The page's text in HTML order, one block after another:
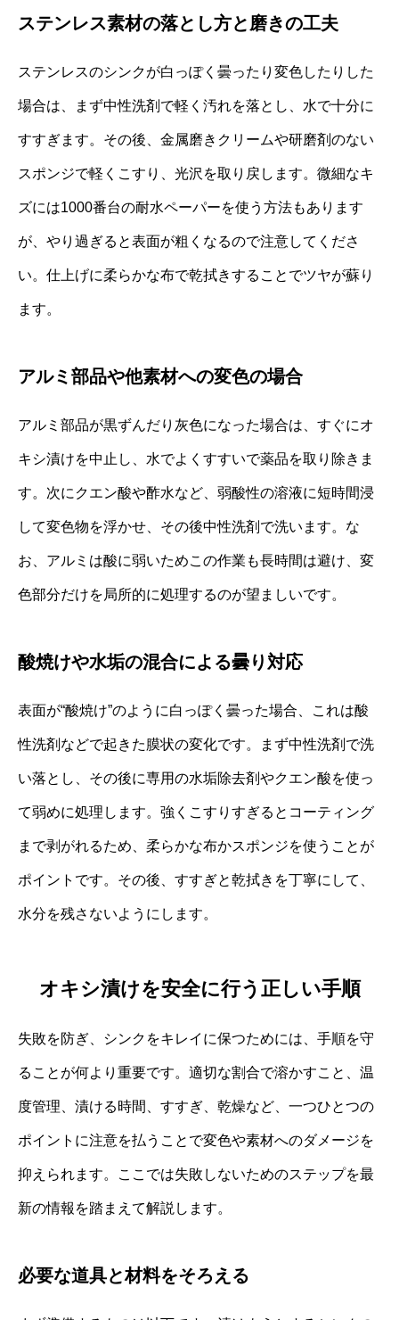
ステンレス素材の落とし方と磨きの工夫
ステンレスのシンクが白っぽく曇ったり変色したりした
場合は、まず中性洗剤で軽く汚れを落とし、水で十分に
すすぎます。その後、金属磨きクリームや研磨剤のない
スポンジで軽くこすり、光沢を取り戻します。微細なキ
ズには1000番台の耐水ペーパーを使う方法もあります
が、やり過ぎると表面が粗くなるので注意してくださ
い。仕上げに柔らかな布で乾拭きすることでツヤが蘇り
ます。
アルミ部品や他素材への変色の場合
アルミ部品が黒ずんだり灰色になった場合は、すぐにオ
キシ漬けを中止し、水でよくすすいで薬品を取り除きま
す。次にクエン酸や酢水など、弱酸性の溶液に短時間浸
して変色物を浮かせ、その後中性洗剤で洗います。な
お、アルミは酸に弱いためこの作業も長時間は避け、変
色部分だけを局所的に処理するのが望ましいです。
酸焼けや水垢の混合による曇り対応
表面が“酸焼け”のように白っぽく曇った場合、これは酸
性洗剤などで起きた膜状の変化です。まず中性洗剤で洗
い落とし、その後に専用の水垢除去剤やクエン酸を使っ
て弱めに処理します。強くこすりすぎるとコーティング
まで剥がれるため、柔らかな布かスポンジを使うことが
ポイントです。その後、すすぎと乾拭きを丁寧にして、
水分を残さないようにします。
オキシ漬けを安全に行う正しい手順
失敗を防ぎ、シンクをキレイに保つためには、手順を守
ることが何より重要です。適切な割合で溶かすこと、温
度管理、漬ける時間、すすぎ、乾燥など、一つひとつの
ポイントに注意を払うことで変色や素材へのダメージを
抑えられます。ここでは失敗しないためのステップを最
新の情報を踏まえて解説します。
必要な道具と材料をそろえる